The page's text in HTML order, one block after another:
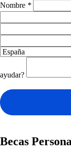
Nombre *
ayudar?
Becas